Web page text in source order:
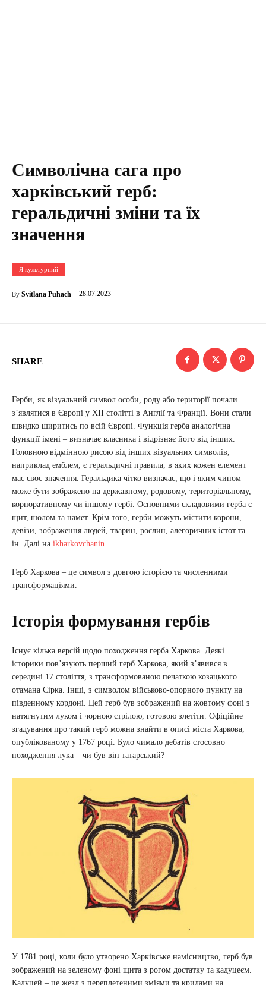
Символічна сага про
харківський герб:
геральдичні зміни та їх
значення
Я культурний
By Svitlana Puhach 28.07.2023
SHARE
Герби, як візуальний символ особи, роду або території почали
з’являтися в Європі у XII столітті в Англії та Франції. Вони стали
швидко ширитись по всій Європі. Функція герба аналогічна
функції імені – визначає власника і відрізняє його від інших.
Головною відмінною рисою від інших візуальних символів,
наприклад емблем, є геральдичні правила, в яких кожен елемент
має своє значення. Геральдика чітко визначає, що і яким чином
може бути зображено на державному, родовому, територіальному,
корпоративному чи іншому гербі. Основними складовими герба є
щит, шолом та намет. Крім того, герби можуть містити корони,
девізи, зображення людей, тварин, рослин, алегоричних істот та
ін. Далі на ikharkovchanin
Герб Харкова – це символ з довгою історією та численними
трансформаціями.
Історія формування гербів
Існує кілька версій щодо походження герба Харкова. Деякі
історики пов’язують перший герб Харкова, який з’явився в
середині 17 століття, з трансформованою печаткою козацького
отамана Сірка. Інші, з символом військово-опорного пункту на
південному кордоні. Цей герб був зображений на жовтому фоні з
натягнутим луком і чорною стрілою, готовою злетіти. Офіційне
згадування про такий герб можна знайти в описі міста Харкова,
опублікованому у 1767 році. Було чимало дебатів стосовно
походження лука – чи був він татарський?
У 1781 році, коли було утворено Харківське намісництво, герб був
зображений на зеленому фоні щита з рогом достатку та кадуцеєм.
Кадуцей – це жезл з переплетеними зміями та крилами на